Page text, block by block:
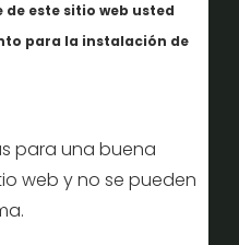
este sitio web usted
para la instalación de
para una buena
web y no se pueden